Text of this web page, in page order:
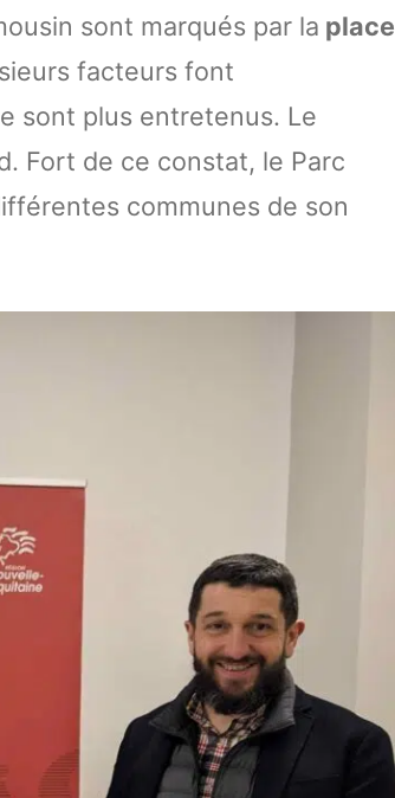
sont mar­qués par la place
facteurs font
sont plus entretenus. Le
Fort de ce constat, le Parc
communes de son